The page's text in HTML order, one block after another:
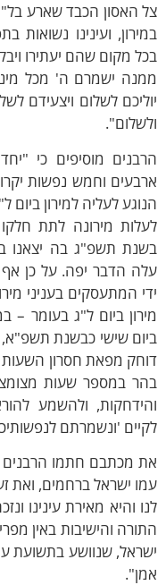
האסון הכבד שארע בל"ג
ועינינו נשואות
מקום שהם יעתירו
ישמרם ה' מכל מיני
לשלום ויצעידם
מוסיפים כי "יחד
וחמש נפשות יקרות
לעליה למירון ביום
מירונה לתת חלקו
תשפ"ג בה יצאנו
הדבר יפה. על כן אף
המתעסקים בעניני
ביום ל"ג בעומר –
שישי כבשנת תשפ"א,
מפאת חסרון השעות –
במספר שעות מצומצם
ולהשמע
'ונשמרתם
מכתבם חתמו הרבנים
ישראל ברחמים, ואת
והיא מאירת עינינו
והישיבות באין
שנוושע בתשועת